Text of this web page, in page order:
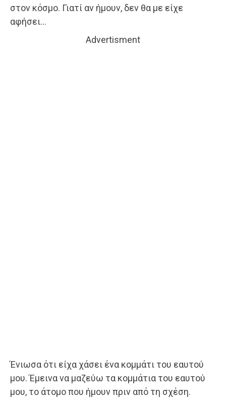
στον κόσμο. Γιατί αν ήμουν, δεν θα με είχε
αφήσει…
Advertisment
Ένιωσα ότι είχα χάσει ένα κομμάτι του εαυτού
μου. Έμεινα να μαζεύω τα κομμάτια του εαυτού
μου, το άτομο που ήμουν πριν από τη σχέση.